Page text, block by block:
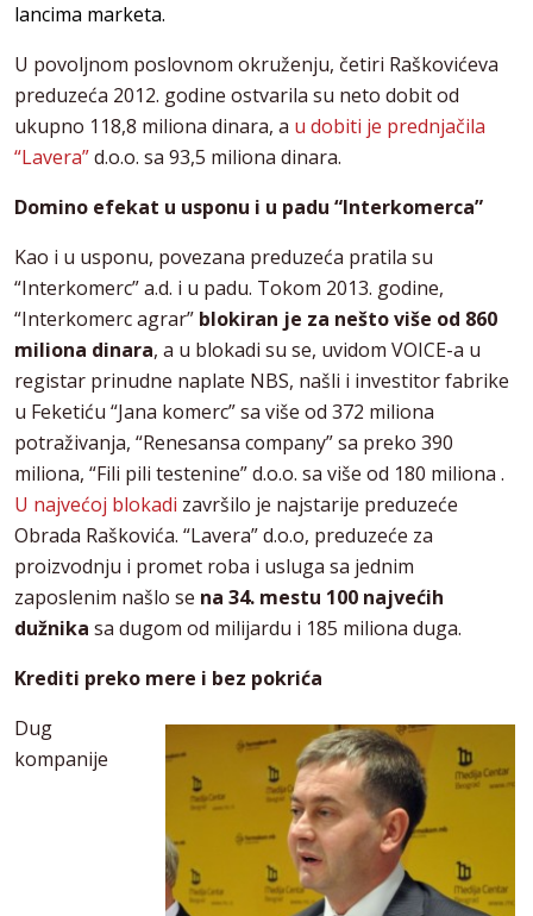
lancima marketa.
U povoljnom poslovnom okruženju, četiri Raškovićeva
preduzeća 2012. godine ostvarila su neto dobit od
ukupno 118,8 miliona dinara, a u dobiti je prednjačila
“Lavera”d.o.o. sa 93,5 miliona dinara.
Domino efekat u usponu i u padu “Interkomerca”
Kao i u usponu, povezana preduzeća pratila su
“Interkomerc” a.d. i u padu. Tokom 2013. godine,
“Interkomerc agrar” blokiran je za nešto više od 860
miliona dinara, a u blokadi su se, uvidom VOICE-a u
registar prinudne naplate NBS, našli i investitor fabrike
u Feketiću “Jana komerc” sa više od 372 miliona
potraživanja, “Renesansa company” sa preko 390
miliona, “Fili pili testenine” d.o.o. sa više od 180 miliona .
U najvećoj blokadi završilo je najstarije preduzeće
Obrada Raškovića. “Lavera” d.o.o, preduzeće za
proizvodnju i promet roba i usluga sa jednim
zaposlenim našlo se na 34. mestu 100 najvećih
dužnika sa dugom od milijardu i 185 miliona duga.
Krediti preko mere i bez pokrića
Dug
kompanije